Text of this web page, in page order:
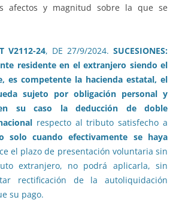
afectos y magnitud sobre la que se
V2112-24, DE 27/9/2024. SUCESIONES:
residente en el extranjero siendo el
es competente la hacienda estatal, el
sujeto por obligación personal y
su caso la deducción de doble
respecto al tributo satisfecho a
solo cuando efectivamente se haya
el plazo de presentación voluntaria sin
extranjero, no podrá aplicarla, sin
rectificación de la autoliquidación
su pago.